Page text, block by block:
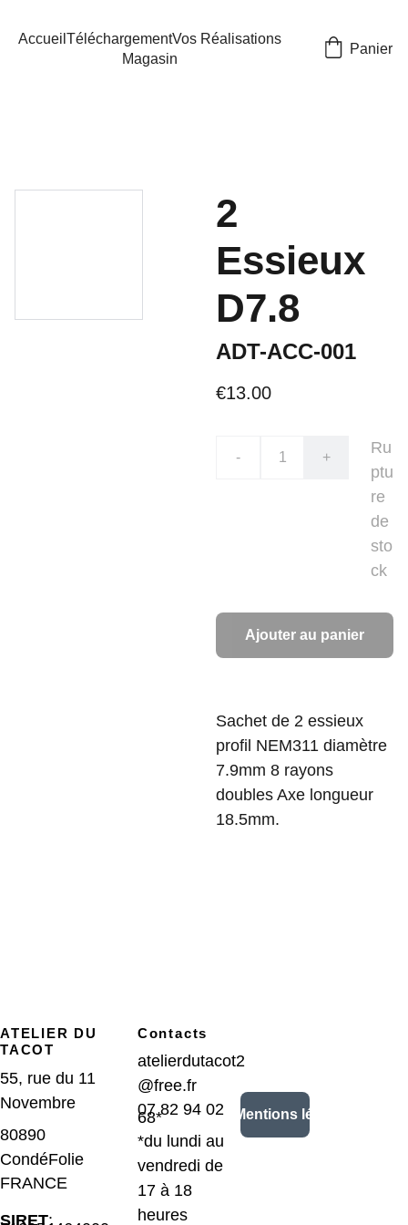
Accueil TéléchargementVos Réalisations
Magasin
Panier
2
Essieux
D7.8
ADT-ACC-001
€13.00
- +
Ru
ptu
re
de
sto
ck
Ajouter au panier
Sachet de 2 essieux
profil NEM311 diamètre
7.9mm 8 rayons
doubles Axe longueur
18.5mm.
ATELIER DU
TACOT
55, rue du 11
Novembre
80890
CondéFolie
FRANCE
SIRET:
Contacts
atelierdutacot2
@free.fr
07 82 94 02
68*
*du lundi au
vendredi de
17 à 18
heures
CGV/Mentions légales